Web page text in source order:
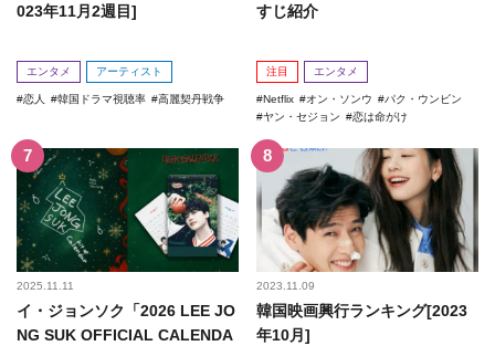
023年11月2週目]
エンタメ アーティスト
恋人 韓国ドラマ視聴率 高麗契丹戦争
すじ紹介
注目 エンタメ
Netflix オン・ソンウ
パク・ウンビン
ヤン・セジョン
恋は命がけ
2025.11.11
イ・ジョンソク「2026 LEE JO
NG SUK OFFICIAL CALENDA
2023.11.09
韓国映画興行ランキング[2023
年10月]